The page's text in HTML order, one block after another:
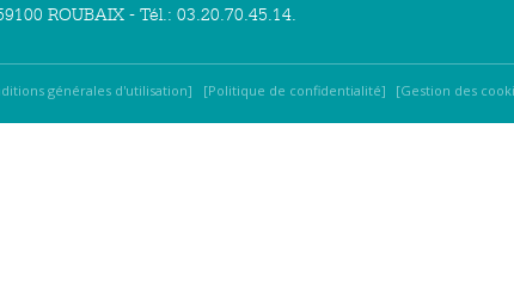
ROUBAIX - Tél.: 03.20.70.45.14.
générales d'utilisation Politique de confidentialité Gestion des